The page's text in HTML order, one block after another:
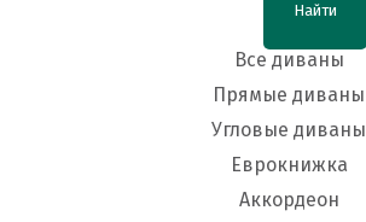
Найти
Все диваны
Прямые диваны
Угловые диваны
Еврокнижка
Аккордеон